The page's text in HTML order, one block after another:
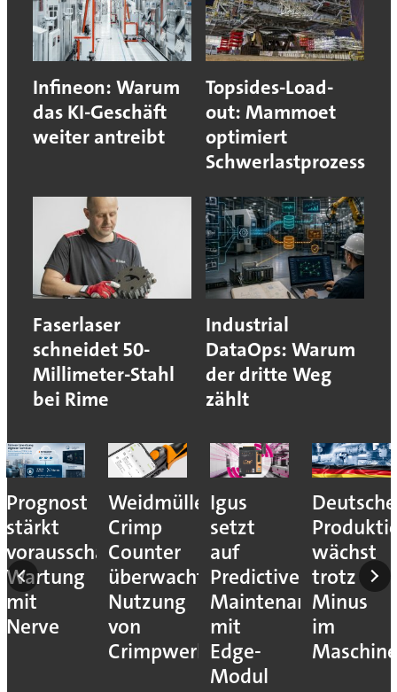
Infineon: Warum
das KI-Geschäft
weiter antreibt
Topsides-Load-
out: Mammoet
optimiert
Schwerlastprozess
Faserlaser
schneidet 50-
Millimeter-Stahl
bei Rime
Industrial
DataOps: Warum
der dritte Weg
zählt
Prognost
stärkt
vorausschauende
Wartung
mit
Nerve
Weidmüller:
Crimp
Counter
überwacht
Nutzung
von
Crimpwerkzeugen
Igus
setzt
auf
Predictive
Maintenance
mit
Edge-
Modul
Deutsche
wächst
trotz
Minus
im